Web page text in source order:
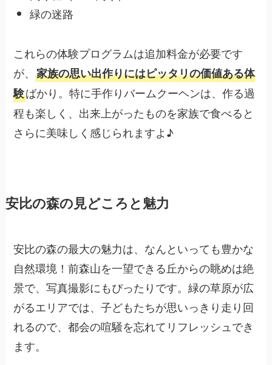
緑の迷路
これらの体験プログラムは追加料金が必要です
が、家族の思い出作りにはピッタリの価値ある体
験ばかり。特に手作りバームクーヘンは、作る過
程も楽しく、出来上がったものを家族で食べると
さらに美味しく感じられますよ♪
安比の森の見どころと魅力
安比の森の最大の魅力は、なんといっても豊かな
自然環境！前森山を一望できる丘からの眺めは絶
景で、写真撮影にもぴったりです。緑の草原が広
がるエリアでは、子どもたちが思いっきり走り回
れるので、都会の喧騒を忘れてリフレッシュでき
ます。